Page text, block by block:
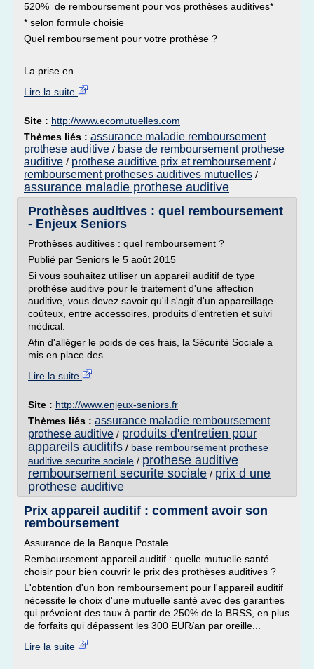
520% de remboursement pour vos prothèses auditives*
* selon formule choisie
Quel remboursement pour votre prothèse ?
La prise en...
Lire la suite
Site : http://www.ecomutuelles.com
Thèmes liés : assurance maladie remboursement
prothese auditive / base de remboursement prothese
auditive / prothese auditive prix et remboursement/
remboursement protheses auditives mutuelles /
assurance maladie prothese auditive
Prothèses auditives : quel remboursement
- Enjeux Seniors
Prothèses auditives : quel remboursement ?
Publié par Seniors le 5 août 2015
Si vous souhaitez utiliser un appareil auditif de type
prothèse auditive pour le traitement d'une affection
auditive, vous devez savoir qu'il s'agit d'un appareillage
coûteux, entre accessoires, produits d'entretien et suivi
médical.
Afin d'alléger le poids de ces frais, la Sécurité Sociale a
mis en place des...
Lire la suite
Site : http://www.enjeux-seniors.fr
Thèmes liés : assurance maladie remboursement
prothese auditive / produits d'entretien pour
appareils auditifs / base remboursement prothese
auditive securite sociale / prothese auditive
remboursement securite sociale / prix d une
prothese auditive
Prix appareil auditif : comment avoir son
remboursement
Assurance de la Banque Postale
Remboursement appareil auditif : quelle mutuelle santé
choisir pour bien couvrir le prix des prothèses auditives ?
L'obtention d'un bon remboursement pour l'appareil auditif
nécessite le choix d'une mutuelle santé avec des garanties
qui prévoient des taux à partir de 250% de la BRSS, en plus
de forfaits qui dépassent les 300 EUR/an par oreille...
Lire la suite